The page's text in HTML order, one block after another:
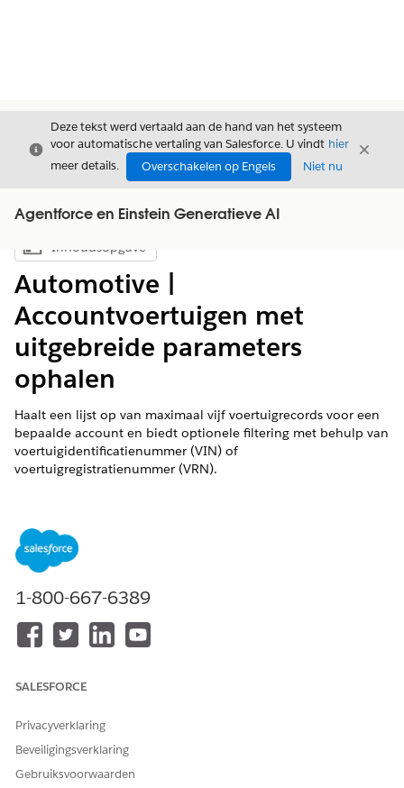
Sluiten
Deze tekst werd vertaald aan de hand van het systeem
voor automatische vertaling van Salesforce. U vindt hier
meer details.
Overschakelen op Engels Niet nu
Sluiten
Agentforce en Einstein Generatieve AI
Inhoudsopgave weergeven
Inhoudsopgave
Automotive |
Accountvoertuigen met
uitgebreide parameters
ophalen
Haalt een lijst op van maximaal vijf voertuigrecords voor een
bepaalde account en biedt optionele filtering met behulp van
voertuigidentificatienummer (VIN) of
voertuigregistratienummer (VRN).
Beschikbaar in: Lightning Experience
Beschikbaar in:
Developer Edition met de uitbreiding Agentforce voor
Automotive of inbegrepen in Agentforce 1 Automotive
Edition. Vereist dat elke gebruiker de uitbreiding Agentforce
voor Automotive heeft om toegang tot de actie te krijgen.
VEREISTE
GEBRUIKERSMACHTIGINGE
ZieGemeenschappelijke gebruikerstoegang voor
standaardagentacties
1-800-667-6389
SALESFORCE
Privacyverklaring
Beveiligingsverklaring
Gebruiksvoorwaarden